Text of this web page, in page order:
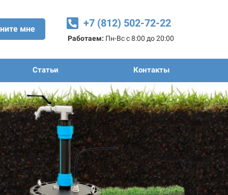
мне +7 (812) 502-72-22
Работаем: Пн-Вс с 8:00 до 20:00
Статьи Контакты